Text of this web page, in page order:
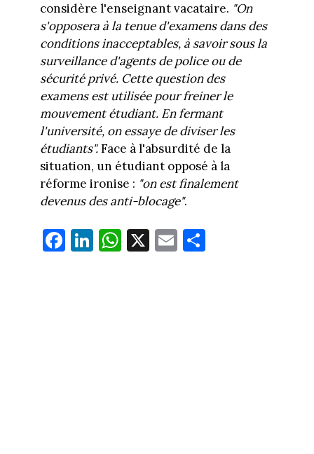
considère l'enseignant vacataire. "On
s'opposera à la tenue d'examens dans des
conditions inacceptables, à savoir sous la
surveillance d'agents de police ou de
sécurité privé. Cette question des
examens est utilisée pour freiner le
mouvement étudiant. En fermant
l'université, on essaye de diviser les
étudiants".Face à l'absurdité de la
situation, un étudiant opposé à la
réforme ironise : "on est finalement
devenus des anti-blocage".
Fa
ce
Li
nk
W
ha
X E
m
Pa
rt